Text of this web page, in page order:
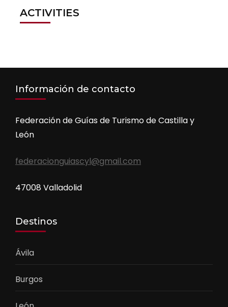
ACTIVITIES
Información de contacto
Federación de Guías de Turismo de Castilla y
León
federacionguiascyl@gmail.com
47008 Valladolid
Destinos
Ávila
Burgos